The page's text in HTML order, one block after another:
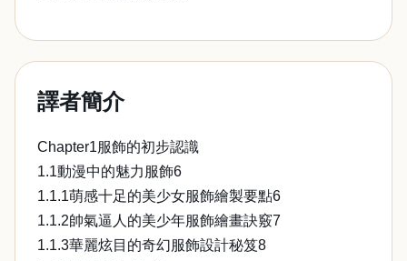
譯者簡介
Chapter1服飾的初步認識
1.1動漫中的魅力服飾6
1.1.1萌感十足的美少女服飾繪製要點6
1.1.2帥氣逼人的美少年服飾繪畫訣竅7
1.1.3華麗炫目的奇幻服飾設計秘笈8